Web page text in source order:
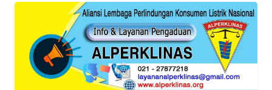
LAPAK
WAHANA